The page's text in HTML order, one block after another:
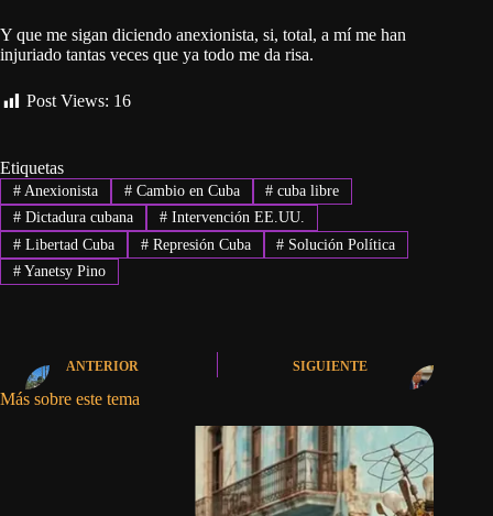
Y que me sigan diciendo anexionista, si, total, a mí me han
injuriado tantas veces que ya todo me da risa.
Post Views: 16
Etiquetas
#Anexionista #Cambio en Cuba # cuba libre
#Dictadura cubana #Intervención EE.UU.
#Libertad Cuba #Represión Cuba # Solución Política
#Yanetsy Pino
ANTERIOR SIGUIENTE
Más sobre este tema